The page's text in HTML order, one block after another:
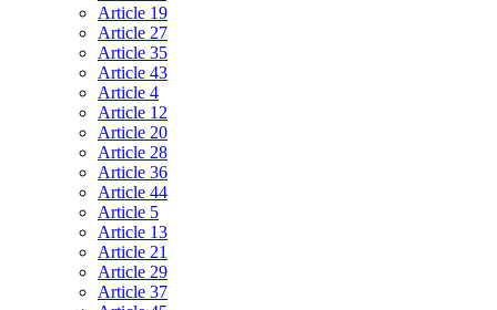
Article 19
Article 27
Article 35
Article 43
Article 4
Article 12
Article 20
Article 28
Article 36
Article 44
Article 5
Article 13
Article 21
Article 29
Article 37